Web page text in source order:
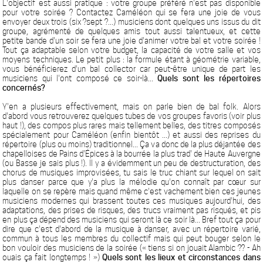
L'objectif est aussi pratique : votre groupe préféré n'est pas disponible
pour votre soirée ? Contactez Caméléon qui se fera une joie de vous
envoyer deux trois (six ?sept ?...) musiciens dont quelques uns issus du dit
groupe, agrémenté de quelques amis tout aussi talentueux, et cette
petite bande d'un soir se fera une joie d'animer votre bal et votre soirée !
Tout ça adaptable selon votre budget, la capacité de votre salle et vos
moyens techniques. Le petit plus : la formule étant à géométrie variable,
vous bénéficierez d'un bal collector car peut-être unique de part les
musiciens qui l'ont composé ce soir-là...Quels sont les répertoires
concernés?
Y'en a plusieurs effectivement, mais on parle bien de bal folk. Alors
d'abord vous retrouverez quelques tubes de vos groupes favoris (voir plus
haut !), des compos plus rares mais tellement belles, des titres composés
spécialement pour Caméléon (enfin bientôt ...) et aussi des reprises du
répertoire (plus ou moins) traditionnel... Ça va donc de la plus déjantée des
chapelloises de Pains d'Épices à la bourrée la plus trad' de Haute Auvergne
(ou Basse je sais plus !). Il y a évidemment un peu de destructuration, des
chorus de musiques improvisées, tu sais le truc chiant sur lequel on sait
plus danser parce que y'a plus la mélodie qu'on connaît par cœur sur
laquelle on se repère mais quand même c'est vachement bien ces jeunes
musiciens modernes qui brassent toutes ces musiques aujourd'hui, des
adaptations, des prises de risques, des trucs vraiment pas risqués, et pis
en plus ça dépend des musiciens qui seront là ce soir là... Bref tout ça pour
dire que c'est d'abord de la musique à danser, avec un répertoire varié,
commun à tous les membres du collectif mais qui peut bouger selon le
bon vouloir des musiciens de la soirée (« tiens si on jouait Alambic ?? - Ah
ouais ça fait longtemps ! ») Quels sont les lieux et circonstances dans